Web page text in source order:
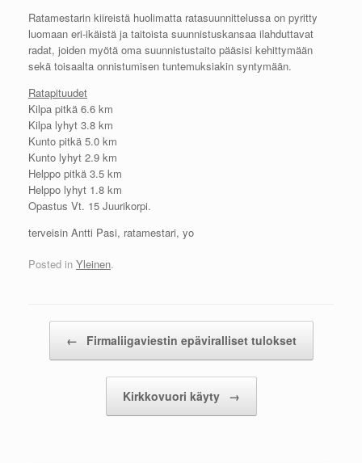
Ratamestarin kiireistä huolimatta ratasuunnittelussa on pyritty
luomaan eri-ikäistä ja taitoista suunnistuskansaa ilahduttavat
radat, joiden myötä oma suunnistustaito pääsisi kehittymään
sekä toisaalta onnistumisen tuntemuksiakin syntymään.
Ratapituudet
Kilpa pitkä 6.6 km
Kilpa lyhyt 3.8 km
Kunto pitkä 5.0 km
Kunto lyhyt 2.9 km
Helppo pitkä 3.5 km
Helppo lyhyt 1.8 km
Opastus Vt. 15 Juurikorpi.
terveisin Antti Pasi, ratamestari, yo
Posted in Yleinen.
← Firmaliigaviestin epäviralliset tulokset
Kirkkovuori käyty →